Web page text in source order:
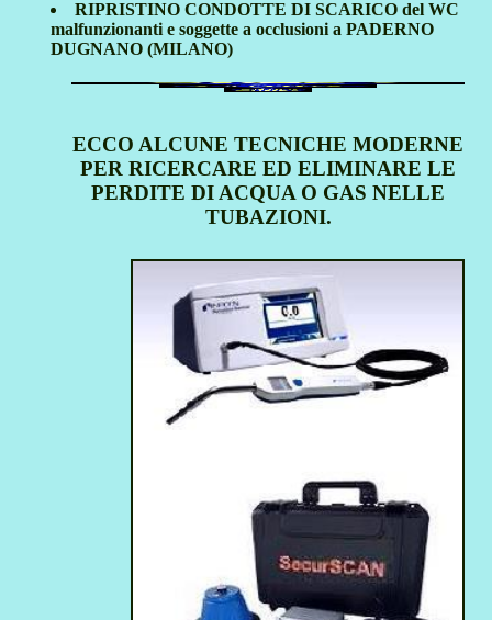
RIPRISTINO CONDOTTE DI SCARICO del WC
malfunzionanti e soggette a occlusioni a PADERNO
DUGNANO (MILANO)
ECCO ALCUNE TECNICHE MODERNE
PER RICERCARE ED ELIMINARE LE
PERDITE DI ACQUA O GAS NELLE
TUBAZIONI.